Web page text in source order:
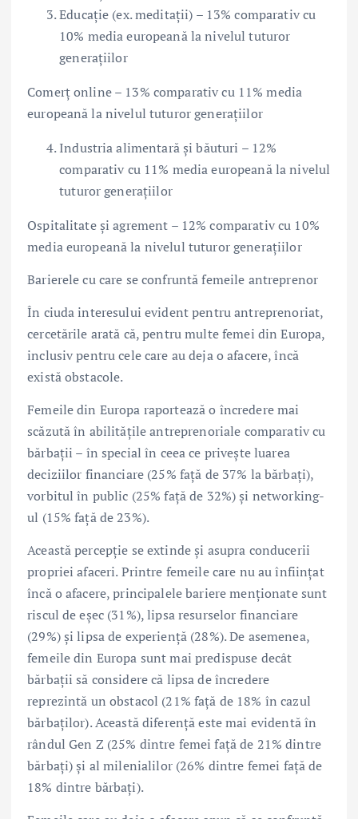
Educație (ex. meditații) – 13% comparativ cu
10% media europeană la nivelul tuturor
generațiilor
Comerț online – 13% comparativ cu 11% media
europeană la nivelul tuturor generațiilor
Industria alimentară și băuturi – 12%
comparativ cu 11% media europeană la nivelul
tuturor generațiilor
Ospitalitate și agrement – 12% comparativ cu 10%
media europeană la nivelul tuturor generațiilor
Barierele cu care se confruntă femeile antreprenor
În ciuda interesului evident pentru antreprenoriat,
cercetările arată că, pentru multe femei din Europa,
inclusiv pentru cele care au deja o afacere, încă
există obstacole.
Femeile din Europa raportează o încredere mai
scăzută în abilitățile antreprenoriale comparativ cu
bărbații – în special în ceea ce privește luarea
deciziilor financiare (25% față de 37% la bărbați),
vorbitul în public (25% față de 32%) și networking-
ul (15% față de 23%).
Această percepție se extinde și asupra conducerii
propriei afaceri. Printre femeile care nu au înființat
încă o afacere, principalele bariere menționate sunt
riscul de eșec (31%), lipsa resurselor financiare
(29%) și lipsa de experiență (28%). De asemenea,
femeile din Europa sunt mai predispuse decât
bărbații să considere că lipsa de încredere
reprezintă un obstacol (21% față de 18% în cazul
bărbaților). Această diferență este mai evidentă în
rândul Gen Z (25% dintre femei față de 21% dintre
bărbați) și al milenialilor (26% dintre femei față de
18% dintre bărbați).